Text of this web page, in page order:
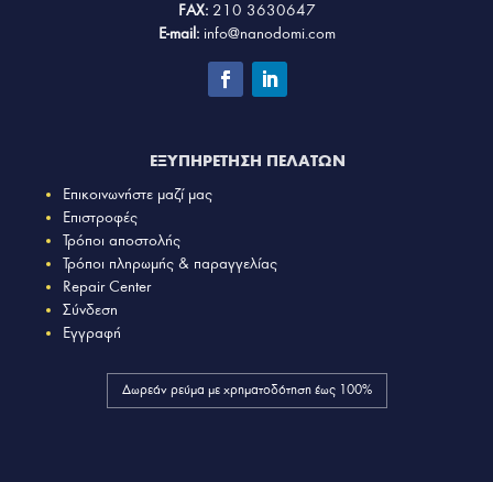
FAX: 210 3630647
E-mail: info@nanodomi.com
ΕΞΥΠΗΡΕΤΗΣΗ ΠΕΛΑΤΩΝ
Επικοινωνήστε μαζί μας
Επιστροφές
Τρόποι αποστολής
Τρόποι πληρωμής & παραγγελίας
Repair Center
Σύνδεση
Εγγραφή
Δωρεάν ρεύμα με χρηματοδότηση έως 100%